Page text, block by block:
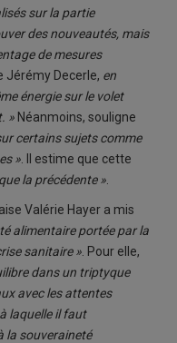
sur la partie
des nouveautés, mais
de mesures
Jérémy Decerle, en
énergie sur le volet
» Néanmoins, souligne
certains sujets comme
» . Il estime que cette
la précédente »
Valérie Hayer a mis
alimentaire portée par la
sanitaire » . Pour elle,
dans un triptyque
avec les attentes
laquelle il faut
la souveraineté